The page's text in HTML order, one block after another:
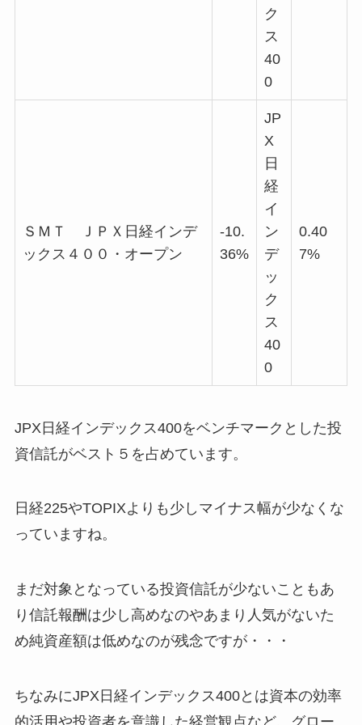
ク
ス
40
0
ＳＭＴ ＪＰＸ日経インデ
ックス４００・オープン
-10.
36%
JP
X
日
経
イ
ン
デ
ッ
ク
ス
40
0
0.40
7%
JPX日経インデックス400をベンチマークとした投
資信託がベスト５を占めています。
日経225やTOPIXよりも少しマイナス幅が少なくな
っていますね。
まだ対象となっている投資信託が少ないこともあ
り信託報酬は少し高めなのやあまり人気がないた
め純資産額は低めなのが残念ですが・・・
ちなみにJPX日経インデックス400とは資本の効率